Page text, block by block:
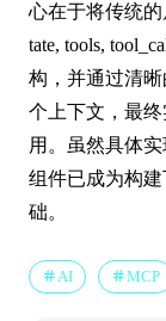
心在于将传统
tate, tools,
构，并通过清
个上下文，最
用。虽然具体
组件已成为构
础。
AI MCP